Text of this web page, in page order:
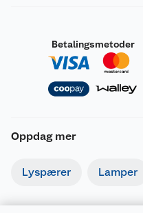
Betalingsmetoder
Oppdag mer
Lyspærer Lamper